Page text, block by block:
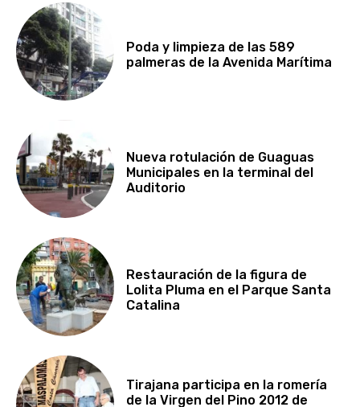
Poda y limpieza de las 589
palmeras de la Avenida Marítima
Nueva rotulación de Guaguas
Municipales en la terminal del
Auditorio
Restauración de la figura de
Lolita Pluma en el Parque Santa
Catalina
Tirajana participa en la romería
de la Virgen del Pino 2012 de